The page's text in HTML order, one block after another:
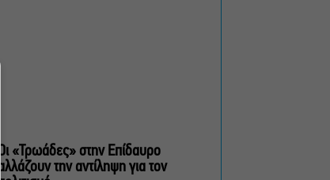
Οι «Τρωάδες» στην Επίδαυρο
αλλάζουν την αντίληψη για τον